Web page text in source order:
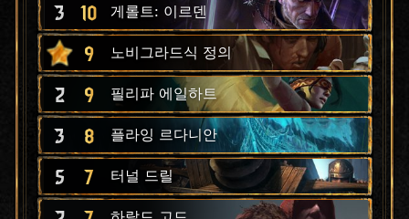
3 10 게롤트: 이르덴
9 노비그라드식 정의
2 9 필리파 에일하트
3 8 플라잉 르다니안
5 7 터널 드릴